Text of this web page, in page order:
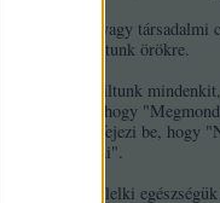
2. Ha népek vagy társadalmi
uszítasz, kitiltunk örökre.
3. Örökre kitiltunk
kommentjét, hogy
és/vagy úgy fejezi be, hogy
elgondolkodni".
4. A szerzők lelki